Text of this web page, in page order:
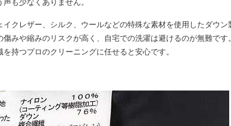
も少なくありません。
クレザー、シルク、ウールなどの特殊な素材を使用したダウン
みや縮みのリスクが高く、自宅での洗濯は避けるのが無難です
持つプロのクリーニングに任せると安心です。